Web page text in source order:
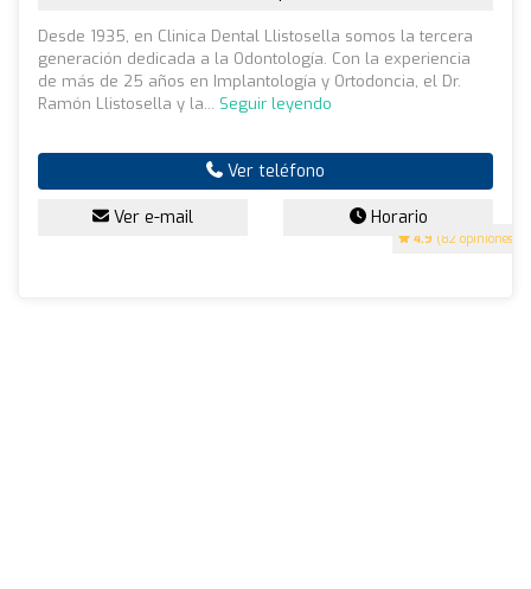
4.9 (82 opiniones)
Desde 1935, en Clinica Dental Llistosella somos la tercera
generación dedicada a la Odontología. Con la experiencia
de más de 25 años en Implantología y Ortodoncia, el Dr.
Ramón Llistosella y la... Seguir leyendo
Ver teléfono
Ver e-mail Horario